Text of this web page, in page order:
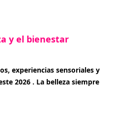
y el bienestar
experiencias sensoriales y
2026 . La belleza siempre